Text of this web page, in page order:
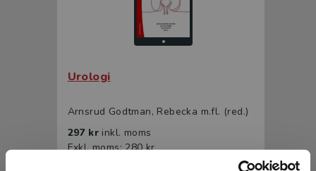
Urologi
Arnsrud Godtman, Rebecka m.fl. (red.)
297 kr inkl. moms
Exkl. moms: 280 kr